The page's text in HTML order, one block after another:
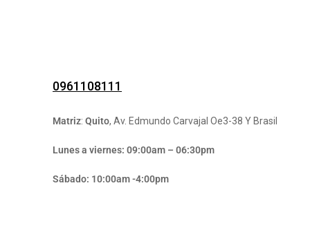
0961108111
Matriz:Quito, Av. Edmundo Carvajal Oe3-38 Y Brasil
Lunes a viernes: 09:00am – 06:30pm
Sábado: 10:00am -4:00pm